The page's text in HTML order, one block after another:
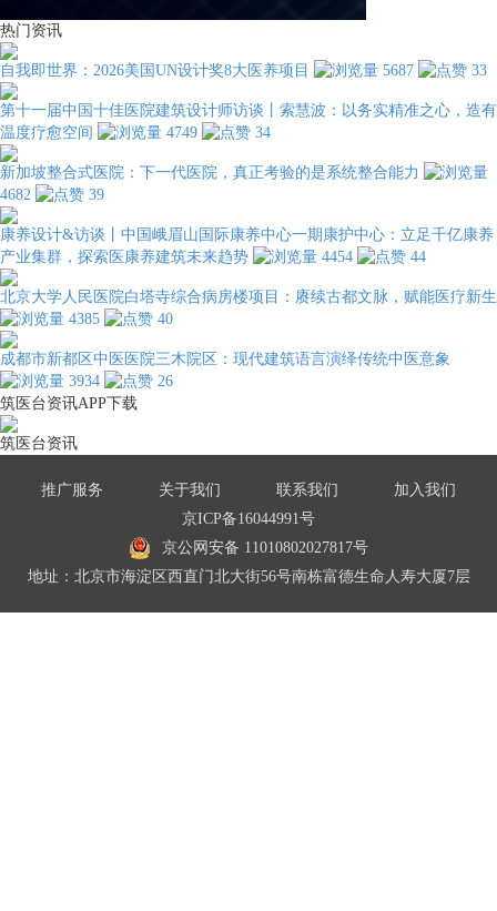
热门资讯
自我即世界：2026美国UN设计奖8大医养项目 5687 33
第十一届中国十佳医院建筑设计师访谈丨索慧波：以务实精准之心，造有
温度疗愈空间
4749 34
新加坡整合式医院：下一代医院，真正考验的是系统整合能力
4682
39
康养设计&访谈丨中国峨眉山国际康养中心一期康护中心：立足千亿康养
产业集群，探索医康养建筑未来趋势
4454 44
北京大学人民医院白塔寺综合病房楼项目：赓续古都文脉，赋能医疗新生
4385
40
成都市新都区中医医院三木院区：现代建筑语言演绎传统中医意象
3934
26
筑医台资讯APP下载
筑医台资讯
推广服务 关于我们 联系我们
加入我们
京ICP备16044991号
京公网安备 11010802027817号
地址：北京市海淀区西直门北大街56号南栋富德生命人寿大厦7层